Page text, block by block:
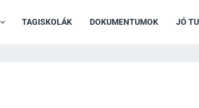
TAGISKOLÁK DOKUMENTUMOK JÓ